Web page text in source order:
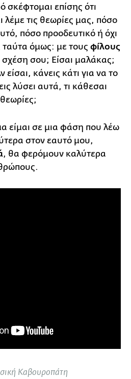
σκέφτομαι επίσης ότι
τις θεωρίες μας, πόσο
πόσο προοδευτικό ή όχι
ταύτα όμως: με τους φίλους
σου; Είσαι μαλάκας;
κάνεις κάτι για να το
λύσει αυτά, τι κάθεσαι
είμαι σε μια φάση που λέω
στον εαυτό μου,
, θα φερόμουν καλύτερα
Καβουροπάτη